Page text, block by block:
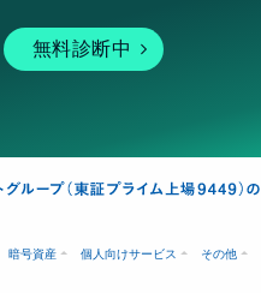
無料診断中
暗号資産 個人向けサービス その他